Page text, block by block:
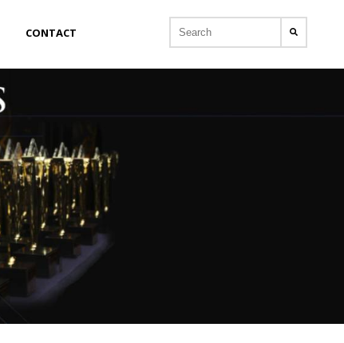
CONTACT